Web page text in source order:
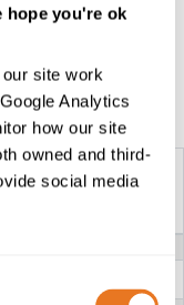
hope you're ok
site work
Analytics
how our site
owned and third-
social media